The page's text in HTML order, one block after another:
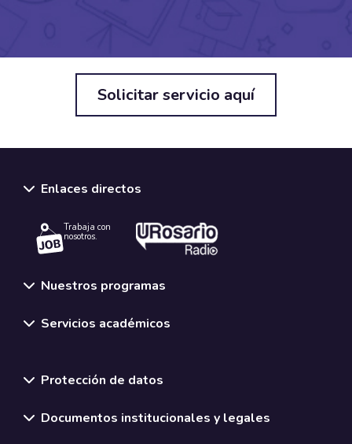
Solicitar servicio aquí
Enlaces directos
Trabaja con
nosotros.
Nuestros programas
Servicios académicos
Protección de datos
Documentos institucionales y legales